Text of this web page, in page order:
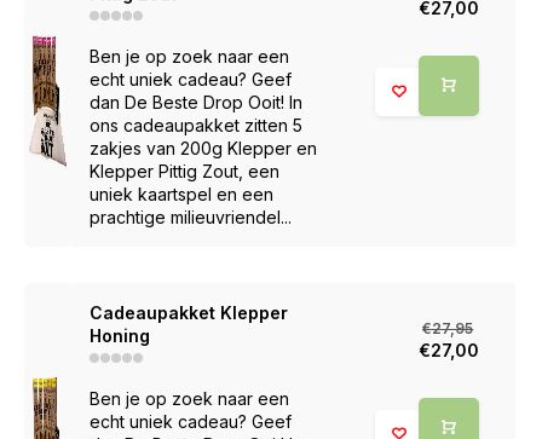
Ben je op zoek naar een
echt uniek cadeau? Geef
dan De Beste Drop Ooit! In
ons cadeaupakket zitten 5
zakjes van 200g Klepper en
Klepper Pittig Zout, een
uniek kaartspel en een
prachtige milieuvriendel...
€27,00
Cadeaupakket Klepper
Honing
Ben je op zoek naar een
echt uniek cadeau? Geef
€27,95
€27,00